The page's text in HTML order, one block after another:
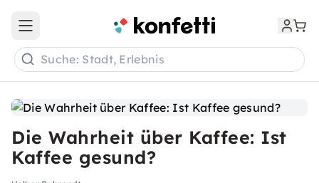
Die Wahrheit über Kaffee: Ist
Kaffee gesund?
Open main menu
Suche: Stadt, Erlebnis